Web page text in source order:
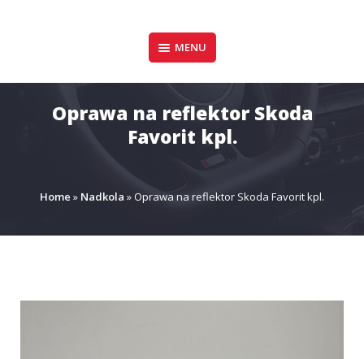
P.P.H.U. DAWID
GAŁUSZKA
Design & Style
MENU
Oprawa na reflektor Skoda
Favorit kpl.
Home » Nadkola »Oprawa na reflektor Skoda Favorit kpl.